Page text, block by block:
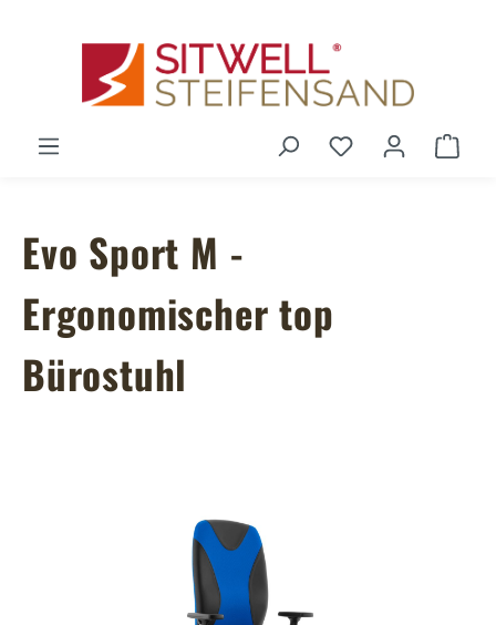
Du hast 0
Evo Sport M -
Ergonomischer top
Bürostuhl
Bildergalerie überspringen